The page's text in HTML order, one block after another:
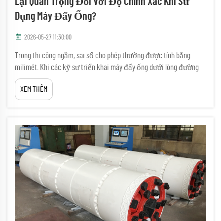
Dụng Máy Đẩy Ống?
2026-05-27 11:30:00
Trong thi công ngầm, sai số cho phép thường được tính bằng
milimét. Khi các kỹ sư triển khai máy đẩy ống dưới lòng đường
thành phố, dưới sông hoặc dưới các công trình hạ tầng hiện hữu,
thậm chí chỉ một độ lệch nhỏ so với đường khoan đã lập kế
hoạch cũng có thể dẫn đến...
XEM THÊM